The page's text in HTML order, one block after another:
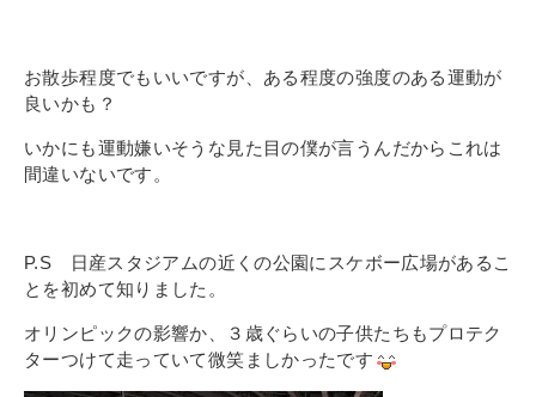
お散歩程度でもいいですが、ある程度の強度のある運動が
良いかも？
いかにも運動嫌いそうな見た目の僕が言うんだからこれは
間違いないです。
P.S 日産スタジアムの近くの公園にスケボー広場があるこ
とを初めて知りました。
オリンピックの影響か、３歳ぐらいの子供たちもプロテク
ターつけて走っていて微笑ましかったです